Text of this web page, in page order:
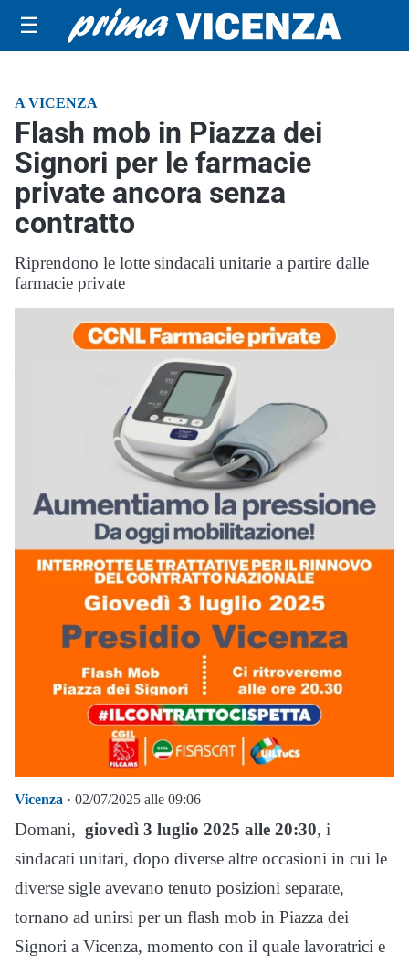
☰
A VICENZA
Flash mob in Piazza dei
Signori per le farmacie
private ancora senza
contratto
Riprendono le lotte sindacali unitarie a partire dalle
farmacie private
Vicenza · 02/07/2025 alle 09:06
Domani, giovedì 3 luglio 2025 alle 20:30, i
sindacati unitari, dopo diverse altre occasioni in cui le
diverse sigle avevano tenuto posizioni separate,
tornano ad unirsi per un flash mob in Piazza dei
Signori a Vicenza, momento con il quale lavoratrici e